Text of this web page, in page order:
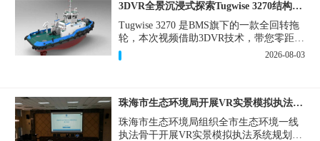
3DVR全景沉浸式探索Tugwise 3270结构一览
Tugwise 3270 是BMS旗下的一款全回转拖
轮，本次视频借助3DVR技术，带您零距离
透视这艘拖轮的内外构造，沉浸式探索每
一处细节。
2026-08-03
珠海市生态环境局开展VR实景模拟执法专题培训
珠海市生态环境局组织全市生态环境一线
执法骨干开展VR实景模拟执法系统规划建